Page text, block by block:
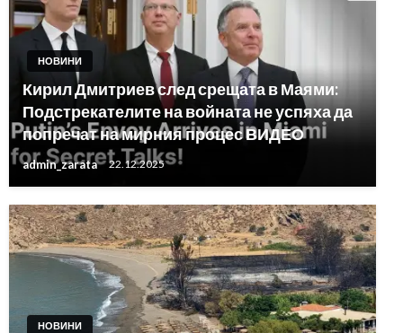
НОВИНИ
Кирил Дмитриев след срещата в Маями:
Подстрекателите на войната не успяха да
попречат на мирния процес ВИДЕО
admin_zarata 22.12.2025
НОВИНИ